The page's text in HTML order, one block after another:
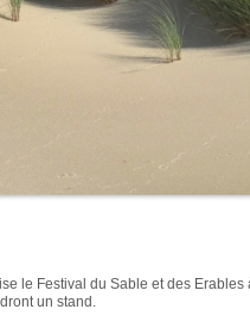
le Festival du Sable et des Erables
un stand.